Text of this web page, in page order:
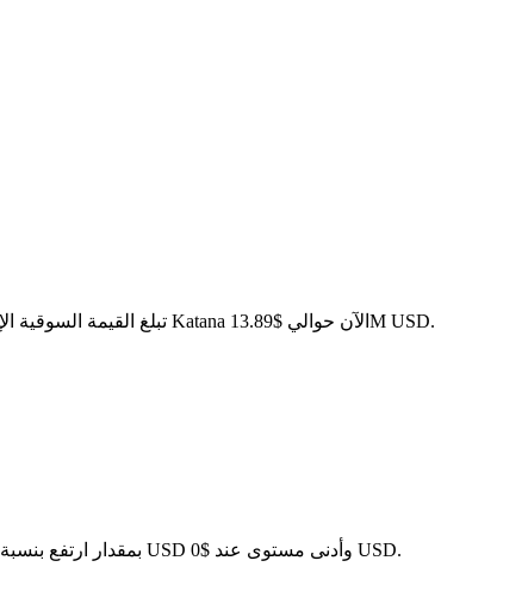
. مع عرض متداول قدره 3.08B KAT، تبلغ القيمة السوقية الإجمالية لـ Katana الآن حوالي $13.89M USD.
على مدار الأيام السبعة الماضية، تغير سعر Katana بمقدار ارتفع بنسبة 6.96%. في آخر 24 ساعة، تقلب السعر بنسبة 0.21%، حيث وصل إلى أعلى مستوى عند $0 USD وأدنى مستوى عند $0 USD.